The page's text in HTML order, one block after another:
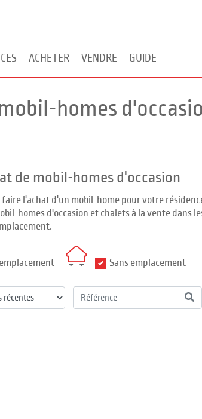
ACHETER VENDRE GUIDE
homes
de mobil-homes d'occasion
faire l'achat d'un mobil-home pour votre
homes d'occasion et chalets à la vente dans
Sans emplacement